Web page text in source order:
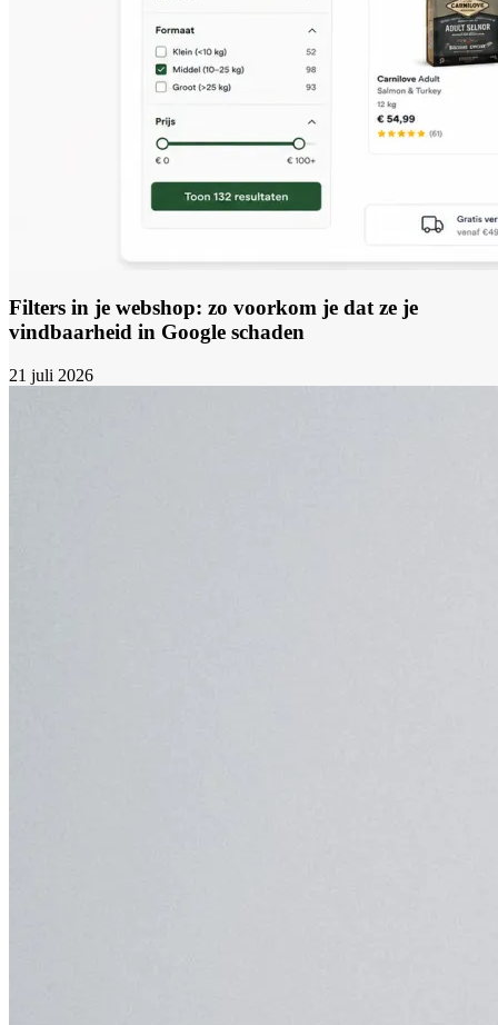
Filters in je webshop: zo voorkom je dat ze je
vindbaarheid in Google schaden
21 juli 2026